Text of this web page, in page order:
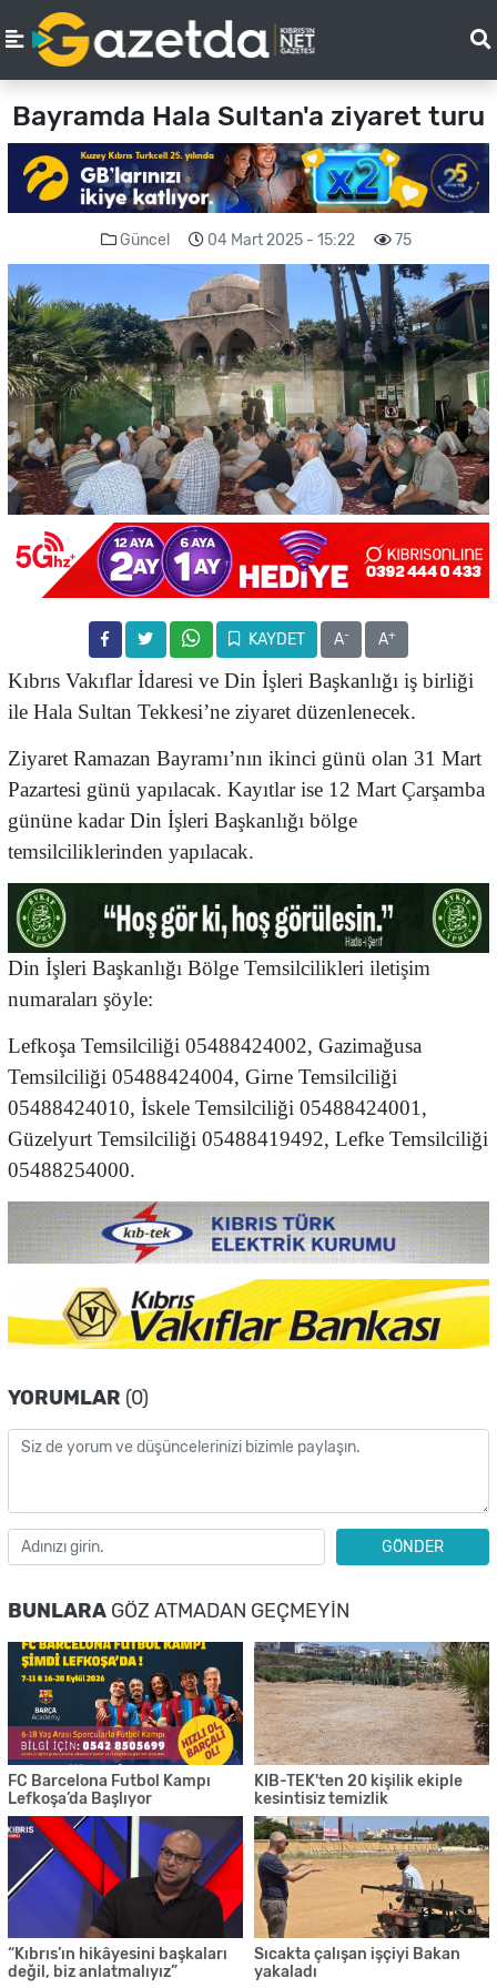
Bayramda Hala Sultan'a ziyaret turu
Güncel 04 Mart 2025 - 15:22 75
KAYDET A- A+
Kıbrıs Vakıflar İdaresi ve Din İşleri Başkanlığı iş birliği
ile Hala Sultan Tekkesi’ne ziyaret düzenlenecek.
Ziyaret Ramazan Bayramı’nın ikinci günü olan 31 Mart
Pazartesi günü yapılacak. Kayıtlar ise 12 Mart Çarşamba
gününe kadar Din İşleri Başkanlığı bölge
temsilciliklerinden yapılacak.
Din İşleri Başkanlığı Bölge Temsilcilikleri iletişim
numaraları şöyle:
Lefkoşa Temsilciliği 05488424002, Gazimağusa
Temsilciliği 05488424004, Girne Temsilciliği
05488424010, İskele Temsilciliği 05488424001,
Güzelyurt Temsilciliği 05488419492, Lefke Temsilciliği
05488254000.
YORUMLAR (0)
GÖNDER
BUNLARA GÖZ ATMADAN GEÇMEYIN
FC Barcelona Futbol Kampı
Lefkoşa’da Başlıyor
KIB-TEK'ten 20 kişilik ekiple
kesintisiz temizlik
“Kıbrıs’ın hikâyesini başkaları
değil, biz anlatmalıyız”
Sıcakta çalışan işçiyi Bakan
yakaladı